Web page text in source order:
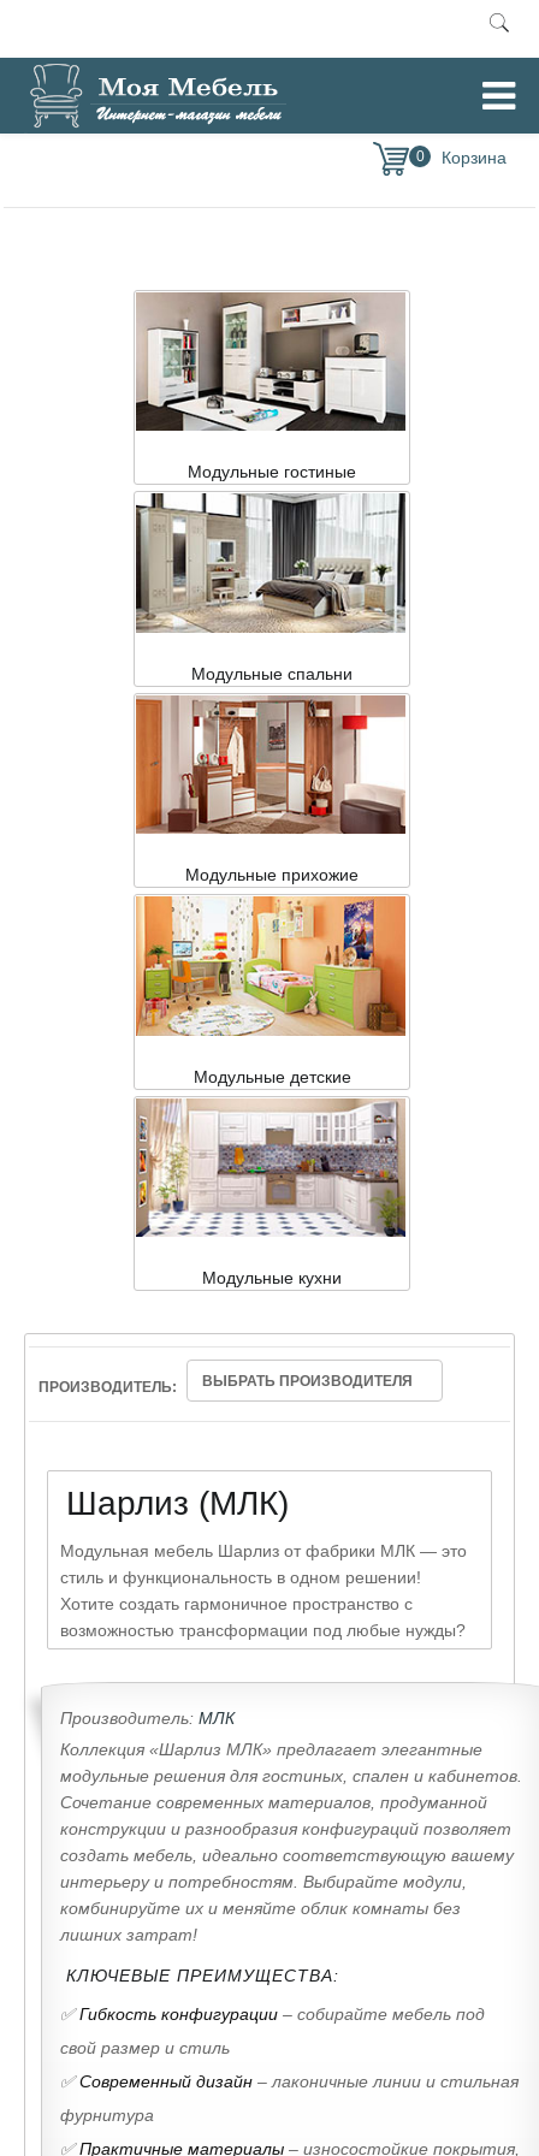
Главная / Модульная мебель /
0
Модульные гостиные
Модульные спальни
Модульные прихожие
Модульные детские
Модульные кухни
ПРОИЗВОДИТЕЛЬ: ВЫБРАТЬ ПРОИЗВОДИТЕЛЯ
Шарлиз (МЛК)
Модульная мебель Шарлиз от фабрики МЛК — это
стиль и функциональность в одном решении!
Хотите создать гармоничное пространство с
возможностью трансформации под любые нужды?
Производитель: МЛК
Коллекция «Шарлиз МЛК» предлагает элегантные
модульные решения для гостиных, спален и кабинетов.
Сочетание современных материалов, продуманной
конструкции и разнообразия конфигураций позволяет
создать мебель, идеально соответствующую вашему
интерьеру и потребностям. Выбирайте модули,
комбинируйте их и меняйте облик комнаты без
лишних затрат!
КЛЮЧЕВЫЕ ПРЕИМУЩЕСТВА:
✅Гибкость конфигурации – собирайте мебель под
свой размер и стиль
✅Современный дизайн – лаконичные линии и стильная
фурнитура
✅Практичные материалы – износостойкие покрытия,